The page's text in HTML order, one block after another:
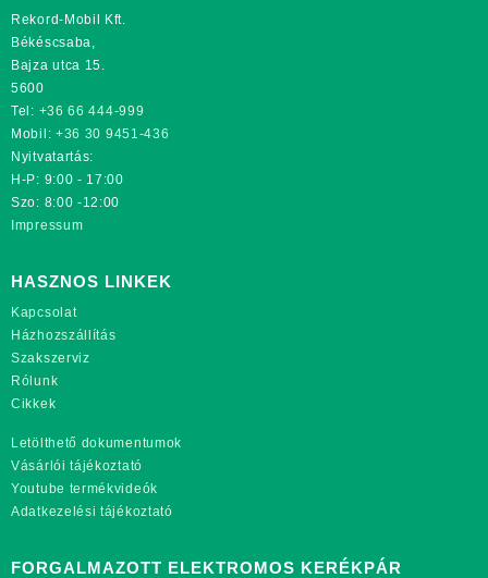
Rekord-Mobil Kft.
Békéscsaba,
Bajza utca 15.
5600
Tel: +36 66 444-999
Mobil: +36 30 9451-436
Nyitvatartás:
H-P: 9:00 - 17:00
Szo: 8:00 -12:00
Impressum
HASZNOS LINKEK
Kapcsolat
Házhozszállítás
Szakszerviz
Rólunk
Cikkek
Letölthető dokumentumok
Vásárlói tájékoztató
Youtube termékvideók
Adatkezelési tájékoztató
FORGALMAZOTT ELEKTROMOS KERÉKPÁR